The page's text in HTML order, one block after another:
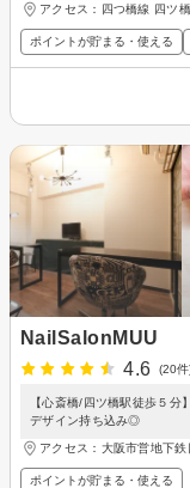
アクセス：四つ橋線 四ツ
ポイントが貯まる・使える
NailSalonMUU
4.6
(20件
【心斎橋/四ツ橋駅徒歩５
デザイン持ち込み◎
アクセス：大阪市営地下
ポイントが貯まる・使える